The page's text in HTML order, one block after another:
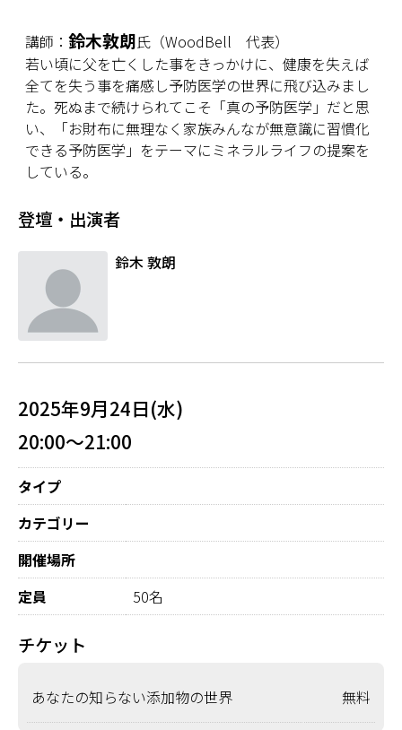
講師： 鈴木敦朗氏（WoodBell 代表）
若い頃に父を亡くした事をきっかけに、健康を失えば
全てを失う事を痛感し予防医学の世界に飛び込みまし
た。死ぬまで続けられてこそ「真の予防医学」だと思
い、「お財布に無理なく家族みんなが無意識に習慣化
できる予防医学」をテーマにミネラルライフの提案を
している。
登壇・出演者
鈴木 敦朗
2025年9月24日(水)
20:00～21:00
タイプ
カテゴリー
開催場所
定員
50名
チケット
あなたの知らない添加物の世界 無料